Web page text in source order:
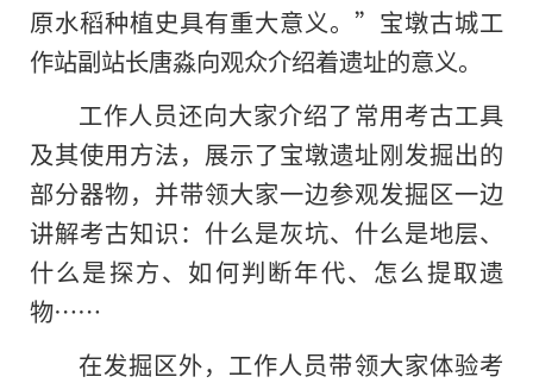
原水稻种植史具有重大意义。”宝墩古城工
作站副站长唐淼向观众介绍着遗址的意义。
工作人员还向大家介绍了常用考古工具
及其使用方法，展示了宝墩遗址刚发掘出的
部分器物，并带领大家一边参观发掘区一边
讲解考古知识：什么是灰坑、什么是地层、
什么是探方、如何判断年代、怎么提取遗
物……
在发掘区外，工作人员带领大家体验考